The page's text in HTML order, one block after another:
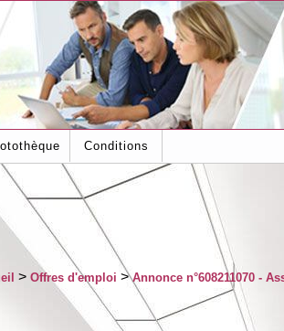
Conditions
> Offres d'emploi >Annonce n°608211070 -